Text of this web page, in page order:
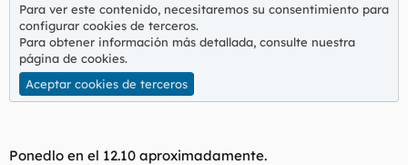
Para ver este contenido, necesitaremos su consentimiento para
configurar cookies de terceros.
Para obtener información más detallada, consulte nuestra
página de cookies.
Aceptar cookies de terceros
Ponedlo en el 12.10 aproximadamente.